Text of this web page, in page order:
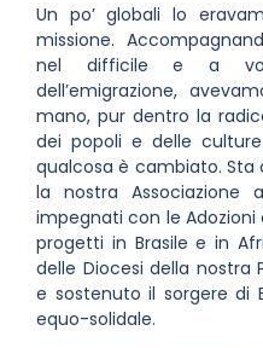
Un po’ globali lo
missione.
nel difficile e a
dell’emigrazione,
mano, pur dentro la
dei popoli e delle
qualcosa è cambiato.
la nostra Associazione
impegnati con le Adozioni
progetti in Brasile e in
delle Diocesi della nostra
e sostenuto il sorgere di
equo-solidale.